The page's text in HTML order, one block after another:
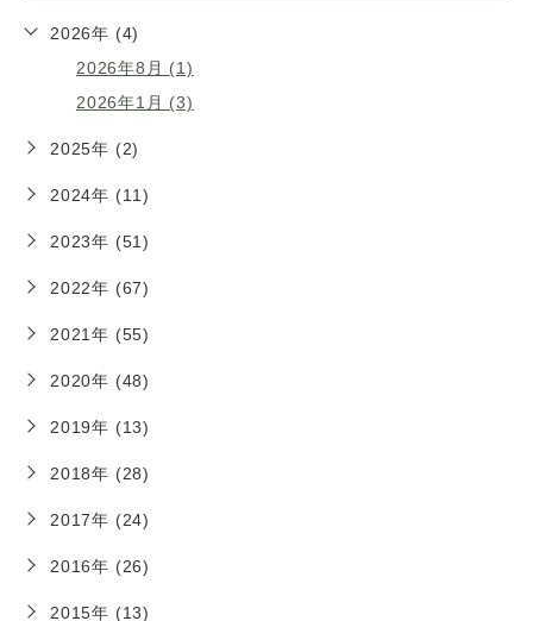
2026年 (4)
2026年8月 (1)
2026年1月 (3)
2025年 (2)
2024年 (11)
2023年 (51)
2022年 (67)
2021年 (55)
2020年 (48)
2019年 (13)
2018年 (28)
2017年 (24)
2016年 (26)
2015年 (13)